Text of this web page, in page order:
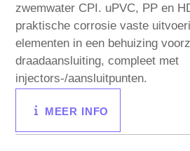
zwemwater CPI. uPVC, PP en
praktische corrosie vaste
elementen in een behuizing
draadaansluiting, compleet met
injectors-/aansluitpunten.
MEER INFO